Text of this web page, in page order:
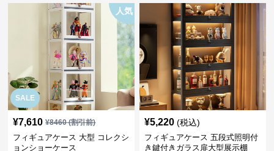
SALE
人気
¥7,610 ¥8460(割引前)
フィギュアケース 大型 コレクシ
ョンショーケース
¥5,220 (税込)
フィギュアケース 五段式照明付
き鍵付きガラス扉大型展示棚